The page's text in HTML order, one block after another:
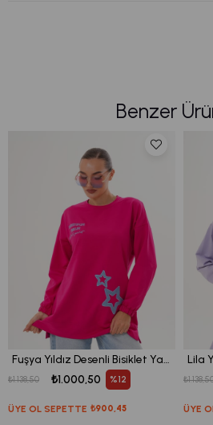
Benzer
Fuşya Yıldız Desenli Bisiklet Yaka Kadın Sweatshirt Tunik 711
ÜYE OL SEPETTE ₺900,45
₺1.000,50
₺1.138,50 %12
ÜYE